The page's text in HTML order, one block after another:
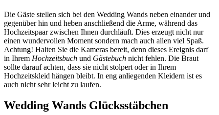
Die Gäste stellen sich bei den Wedding Wands neben einander und
gegenüber hin und heben anschließend die Arme, während das
Hochzeitspaar zwischen Ihnen durchläuft. Dies erzeugt nicht nur
einen wundervollen Moment sondern mach auch allen viel Spaß.
Achtung! Halten Sie die Kameras bereit, denn dieses Ereignis darf
in Ihrem Hochzeitsbuch und Gästebuch nicht fehlen. Die Braut
sollte darauf achten, dass sie nicht stolpert oder in Ihrem
Hochzeitskleid hängen bleibt. In eng anliegenden Kleidern ist es
auch nicht sehr leicht zu laufen.
Wedding Wands Glücksstäbchen